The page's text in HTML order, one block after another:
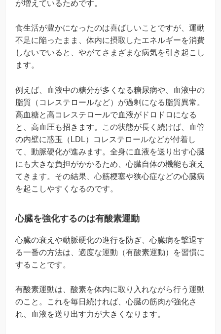
が増えているためです。
食生活が豊かになったのは喜ばしいことですが、運動
不足に陥ったまま、体内に摂取したエネルギーを消費
しないでいると、やがてさまざまな病気を引き起こし
ます。
例えば、血液中の糖分が多くなる糖尿病や、血液中の
脂質（コレステロールなど）が過剰になる脂質異常。
高血糖と高コレステロールで血液がドロドロになる
と、高血圧も招きます。この状態が長く続けば、血管
の内壁に惑玉（LDL）コレステロールなどが付着し
て、動脈硬化が進みます。全身に血液を送り出す心臓
にも大きな負担がかかるため、心臓自体の機能も衰え
てきます。その結果、心筋梗塞や狭心症などの心臓病
を起こしやすくなるのです。
心臓を強化するのは有酸素運動
心臓の衰えや動脈硬化の進行を防ぎ、心臓病を撃退す
る一番の方法は、適度な運動（有酸素運動）を習慣に
することです。
有酸素運動は、酸素を体内に取り入れながら行う運動
のこと。これを毎日続ければ、心臓の筋肉が強化さ
れ、血液を送り出す力が大きくなります。